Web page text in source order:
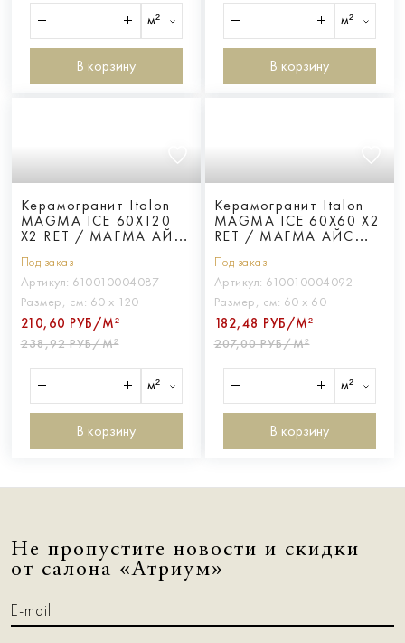
м²
В корзину
м²
В корзину
Керамогранит Italon
MAGMA ICE 60X120
X2 RET / МАГМА АЙС
Под заказ
Артикул: 610010004087
Размер, см: 60 х 120
210,60 РУБ/М²
238,92 РУБ/М²
м²
В корзину
Керамогранит Italon
MAGMA ICE 60X60 X2
RET / МАГМА АЙС
Под заказ
Артикул: 610010004092
Размер, см: 60 х 60
182,48 РУБ/М²
207,00 РУБ/М²
м²
В корзину
Не пропустите новости и скидки
от салона «Атриум»